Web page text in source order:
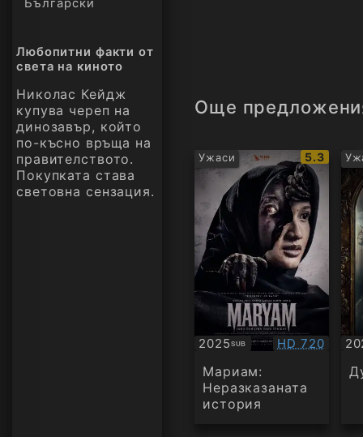
Български
Любопитни факти от
света на киното
Николас Кейдж
купува череп на
динозавър, който
по-късно връща на
правителството.
Покупката става
световна сензация.
Още
Ужаси
IMDb
рейтинг:
5.3
2025SUB
Субтитри Качество:
HD 720
Мариам:
Неразказаната
история